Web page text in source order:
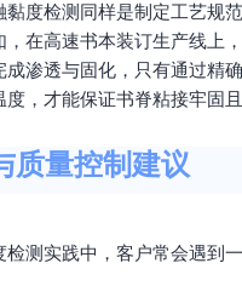
度检测同样是制定工艺规范
，在高速书本装订生产线上
成渗透与固化，只有通过精
，才能保证书脊粘接牢固且
质量控制建议
检测实践中，客户常会遇到